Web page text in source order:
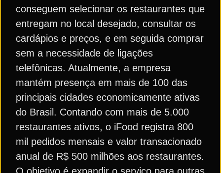
conseguem selecionar os restaurantes que
entregam no local desejado, consultar os
cardápios e preços, e em seguida comprar
sem a necessidade de ligações
telefônicas. Atualmente, a empresa
mantém presença em mais de 100 das
principais cidades economicamente ativas
do Brasil. Contando com mais de 5.000
restaurantes ativos, o iFood registra 800
mil pedidos mensais e valor transacionado
anual de R$ 500 milhões aos restaurantes.